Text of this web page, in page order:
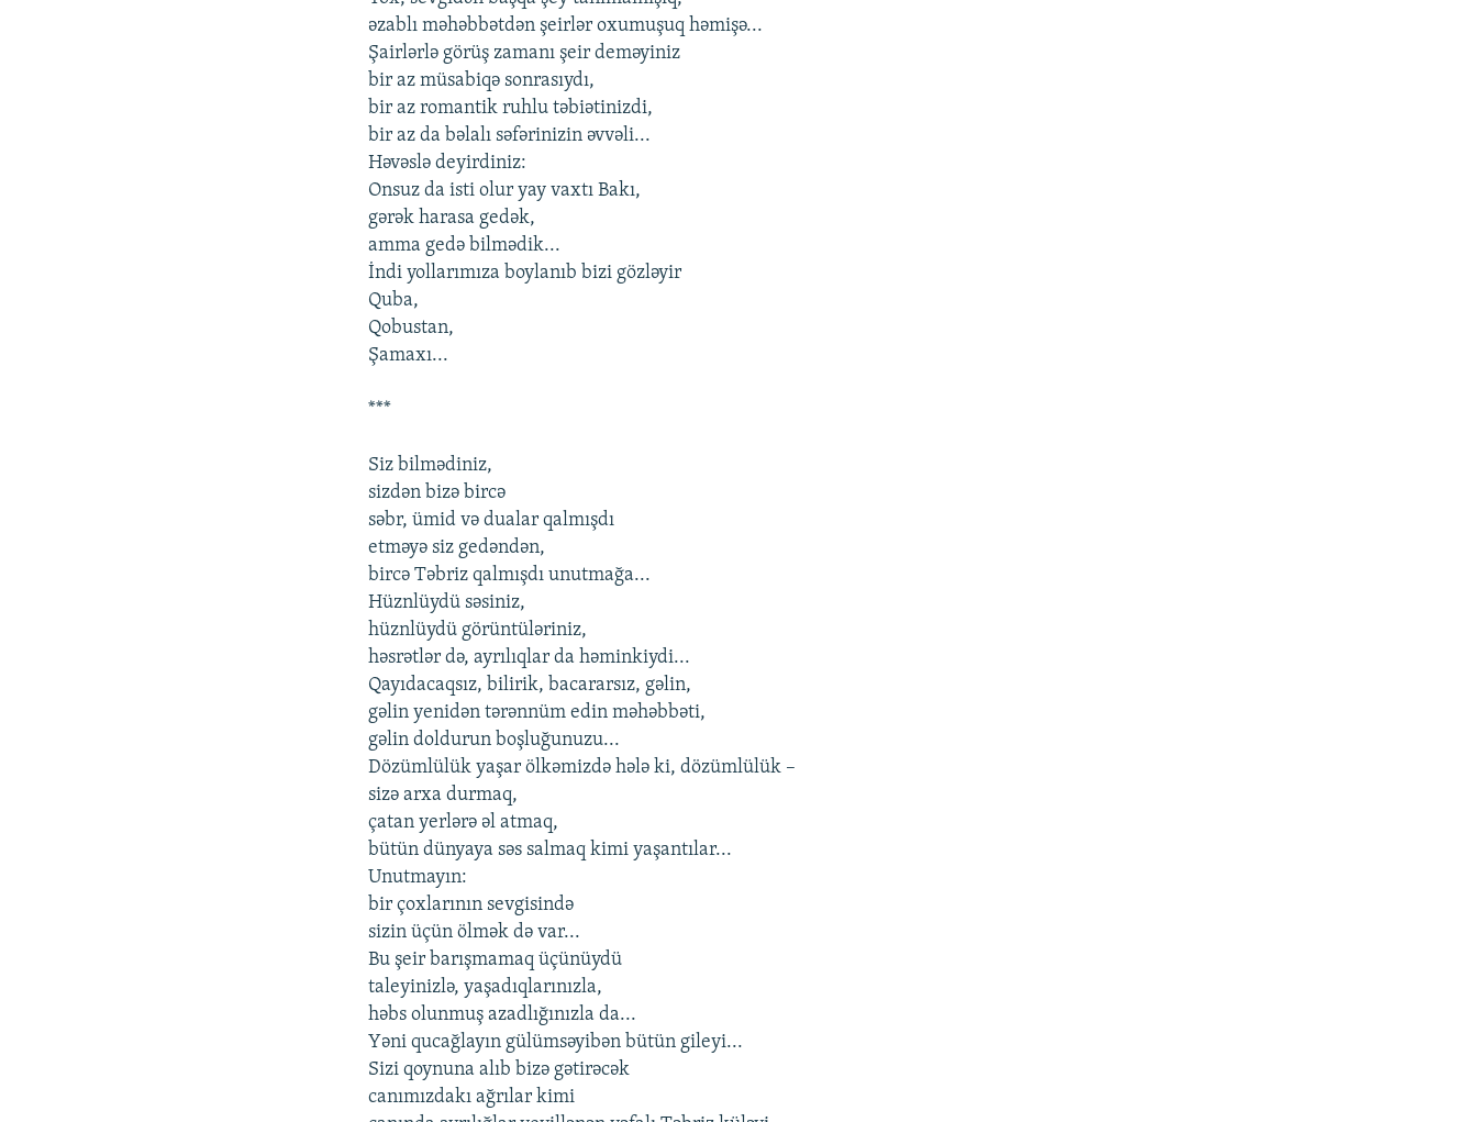
əzablı məhəbbətdən şeirlər oxumuşuq həmişə...
Şairlərlə görüş zamanı şeir deməyiniz
bir az müsabiqə sonrasıydı,
bir az romantik ruhlu təbiətinizdi,
bir az da bəlalı səfərinizin əvvəli...
Həvəslə deyirdiniz:
Onsuz da isti olur yay vaxtı Bakı,
gərək harasa gedək,
amma gedə bilmədik...
İndi yollarımıza boylanıb bizi gözləyir
Quba,
Qobustan,
Şamaxı...
***
Siz bilmədiniz,
sizdən bizə bircə
səbr, ümid və dualar qalmışdı
etməyə siz gedəndən,
bircə Təbriz qalmışdı unutmağa...
Hüznlüydü səsiniz,
hüznlüydü görüntüləriniz,
həsrətlər də, ayrılıqlar da həminkiydi...
Qayıdacaqsız, bilirik, bacararsız, gəlin,
gəlin yenidən tərənnüm edin məhəbbəti,
gəlin doldurun boşluğunuzu...
Dözümlülük yaşar ölkəmizdə hələ ki, dözümlülük –
sizə arxa durmaq,
çatan yerlərə əl atmaq,
bütün dünyaya səs salmaq kimi yaşantılar...
Unutmayın:
bir çoxlarının sevgisində
sizin üçün ölmək də var...
Bu şeir barışmamaq üçünüydü
taleyinizlə, yaşadıqlarınızla,
həbs olunmuş azadlığınızla da...
Yəni qucağlayın gülümsəyibən bütün gileyi...
Sizi qoynuna alıb bizə gətirəcək
canımızdakı ağrılar kimi